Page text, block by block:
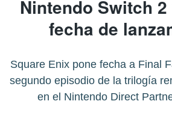
Nintendo Switch
fecha de
Square Enix pone fecha a Final
segundo episodio de la trilogía
en el Nintendo Direct